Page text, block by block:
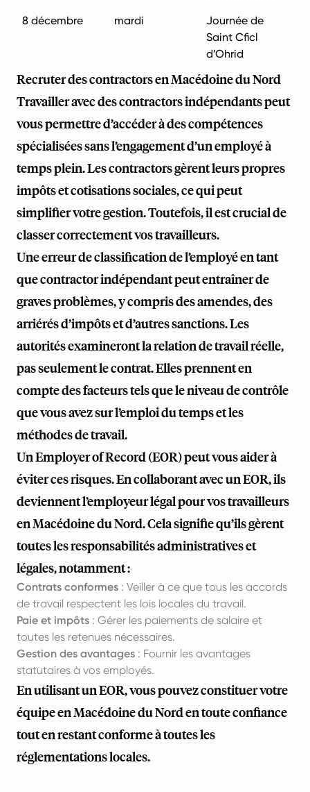
8 décembre mardi
Journée de
Saint Cficl
d’Ohrid
Recruter des contractors en Macédoine du Nord
Travailler avec des contractors indépendants peut
vous permettre d’accéder à des compétences
spécialisées sans l’engagement d’un employé à
temps plein. Les contractors gèrent leurs propres
impôts et cotisations sociales, ce qui peut
simplifier votre gestion. Toutefois, il est crucial de
classer correctement vos travailleurs.
Une erreur de classification de l’employé en tant
que contractor indépendant peut entraîner de
graves problèmes, y compris des amendes, des
arriérés d’impôts et d’autres sanctions. Les
autorités examineront la relation de travail réelle,
pas seulement le contrat. Elles prennent en
compte des facteurs tels que le niveau de contrôle
que vous avez sur l’emploi du temps et les
méthodes de travail.
Un Employer of Record (EOR) peut vous aider à
éviter ces risques. En collaborant avec un EOR, ils
deviennent l’employeur légal pour vos travailleurs
en Macédoine du Nord. Cela signifie qu’ils gèrent
toutes les responsabilités administratives et
légales, notamment :
Contrats conformes : Veiller à ce que tous les accords
de travail respectent les lois locales du travail.
Paie et impôts : Gérer les paiements de salaire et
toutes les retenues nécessaires.
Gestion des avantages : Fournir les avantages
statutaires à vos employés.
En utilisant un EOR, vous pouvez constituer votre
équipe en Macédoine du Nord en toute confiance
tout en restant conforme à toutes les
réglementations locales.